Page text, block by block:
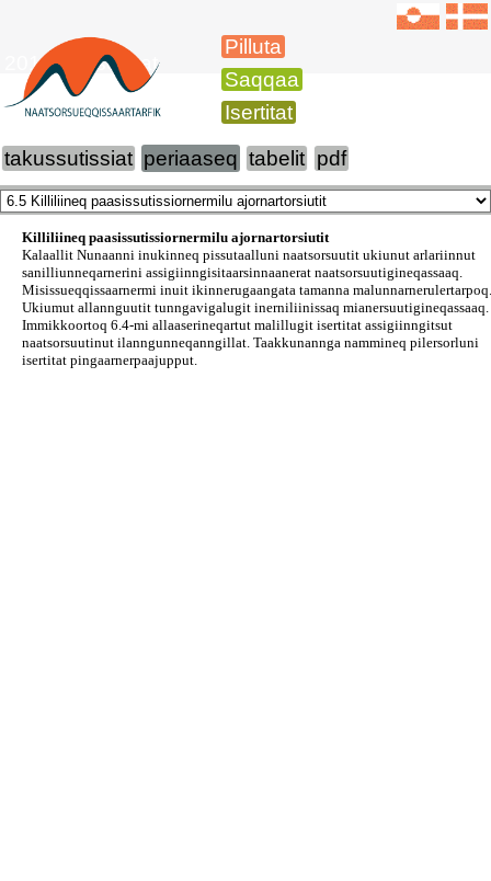
Pilluta
Saqqaa
Isertitat
2016-imi isertitat
takussutissiat periaaseq tabelit pdf